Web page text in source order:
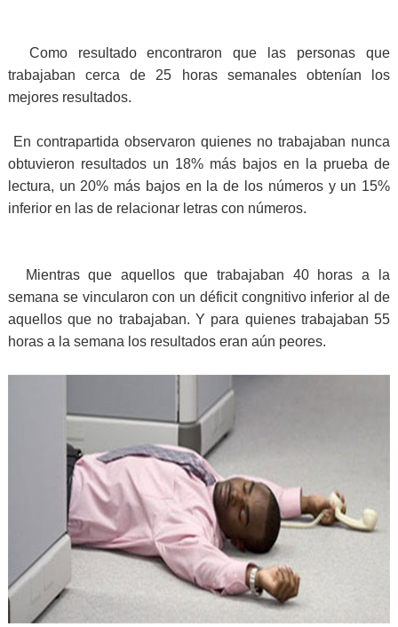
Como resultado encontraron que las personas que
trabajaban cerca de 25 horas semanales obtenían los
mejores resultados.
En contrapartida observaron quienes no trabajaban nunca
obtuvieron resultados un 18% más bajos en la prueba de
lectura, un 20% más bajos en la de los números y un 15%
inferior en las de relacionar letras con números.
Mientras que aquellos que trabajaban 40 horas a la
semana se vincularon con un déficit congnitivo inferior al de
aquellos que no trabajaban. Y para quienes trabajaban 55
horas a la semana los resultados eran aún peores.